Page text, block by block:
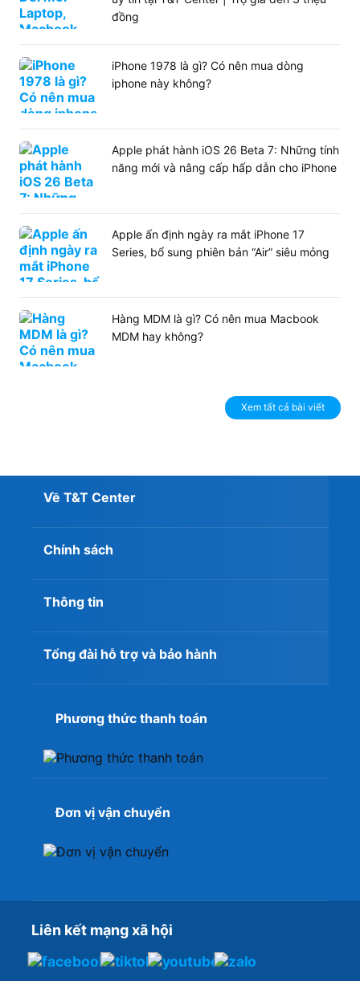
đồng
iPhone 1978 là gì? Có nên mua dòng
iphone này không?
Apple phát hành iOS 26 Beta 7: Những tính
năng mới và nâng cấp hấp dẫn cho iPhone
Apple ấn định ngày ra mắt iPhone 17
Series, bổ sung phiên bản “Air” siêu mỏng
Hàng MDM là gì? Có nên mua Macbook
MDM hay không?
Xem tất cả bài viết
Về T&T Center
Chính sách
Thông tin
Tổng đài hỗ trợ và bảo hành
Phương thức thanh toán
Đơn vị vận chuyển
Liên kết mạng xã hội